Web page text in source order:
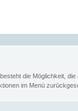
die Möglichkeit,
im Menü